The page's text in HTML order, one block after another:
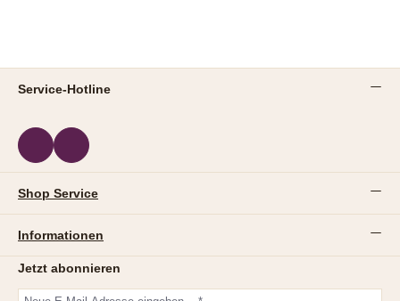
Service-Hotline
Shop Service
Informationen
Jetzt abonnieren